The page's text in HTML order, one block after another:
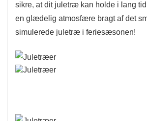
sikre, at dit juletræ kan holde i lang
en glædelig atmosfære bragt af det
simulerede juletræ i feriesæsonen!